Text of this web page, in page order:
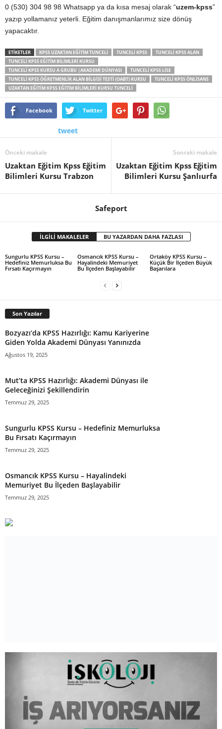
0 (530) 304 98 98 Whatsapp ya da kısa mesaj olarak “uzem-kpss”
yazıp yollamanız yeterli. Eğitim danışmanlarımız size dönüş
yapacaktır.
ETİKETLER KPSS UZAKTAN EĞITIM TUNCELI TUNCELI KPSS
TUNCELI KPSS ALAN
TUNCELI KPSS EĞITIM BILIMLERI KURSU
TUNCELI KPSS KURSU A GRUBU |AKADEMI DÜNYASI
TUNCELI KPSS LISE
TUNCELI KPSS ÖĞRETMENLIK ALAN BILGISI TESTI (OABT) KURSU
TUNCELI KPSS ÖNLISANS
UZAKTAN EĞITIM KPSS EĞITIM BILIMLERI KURSU TUNCELI
Facebook Twitter
tweet
Önceki makale
Uzaktan Eğitim Kpss Eğitim
Bilimleri Kursu Trabzon
Sonraki makale
Uzaktan Eğitim Kpss Eğitim
Bilimleri Kursu Şanlıurfa
Safeport
İLGİLİ MAKALELER BU YAZARDAN DAHA FAZLASI
Sungurlu KPSS Kursu –
Hedefiniz Memurluksa Bu
Fırsatı Kaçırmayın
Osmancık KPSS Kursu –
Hayalindeki Memuriyet
Bu İlçeden Başlayabilir
Ortaköy KPSS Kursu –
Küçük Bir İlçeden Büyük
Başarılara
Son Yazılar
Bozyazı’da KPSS Hazırlığı: Kamu Kariyerine
Giden Yolda Akademi Dünyası Yanınızda
Ağustos 19, 2025
Mut’ta KPSS Hazırlığı: Akademi Dünyası ile
Geleceğinizi Şekillendirin
Temmuz 29, 2025
Sungurlu KPSS Kursu – Hedefiniz Memurluksa
Bu Fırsatı Kaçırmayın
Temmuz 29, 2025
Osmancık KPSS Kursu – Hayalindeki
Memuriyet Bu İlçeden Başlayabilir
Temmuz 29, 2025